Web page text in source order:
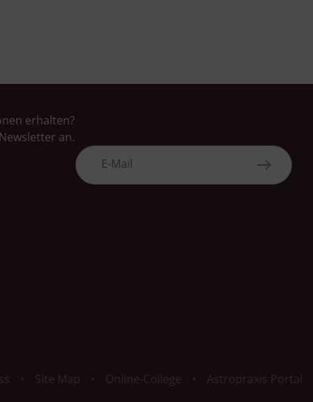
erhalten?
an.
Site Map Online-College Astropraxis Portal